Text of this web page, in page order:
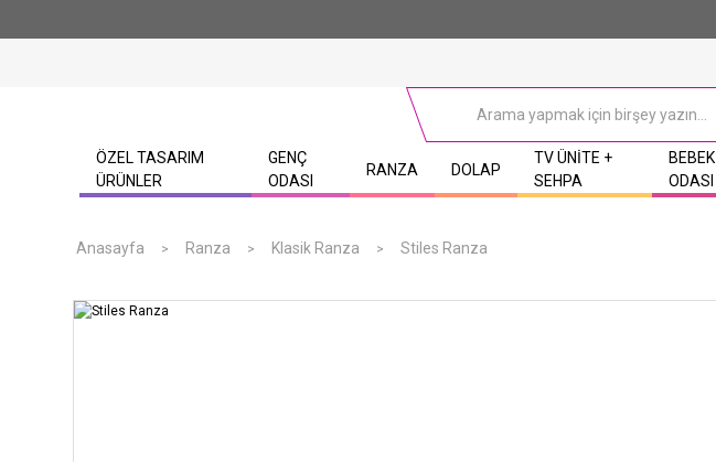
ÖZEL TASARIM
ÜRÜNLER
GENÇ
ODASI
RANZA DOLAP
TV ÜNITE +
SEHPA
BEBEK
ODASI
Anasayfa Ranza Klasik Ranza Stiles Ranza